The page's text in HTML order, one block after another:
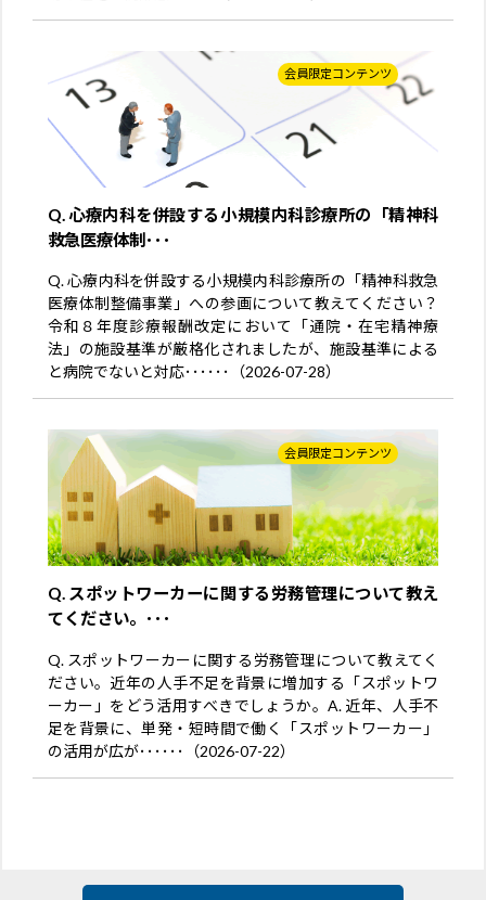
会員限定コンテンツ
Q. 心療内科を併設する小規模内科診療所の「精神科
救急医療体制･･･
Q. 心療内科を併設する小規模内科診療所の「精神科救急
医療体制整備事業」への参画について教えてください？
令和８年度診療報酬改定において「通院・在宅精神療
法」の施設基準が厳格化されましたが、施設基準による
と病院でないと対応･･････（2026-07-28）
会員限定コンテンツ
Q. スポットワーカーに関する労務管理について教え
てください。･･･
Q. スポットワーカーに関する労務管理について教えてく
ださい。近年の人手不足を背景に増加する「スポットワ
ーカー」をどう活用すべきでしょうか。A. 近年、人手不
足を背景に、単発・短時間で働く「スポットワーカー」
の活用が広が･･････（2026-07-22）